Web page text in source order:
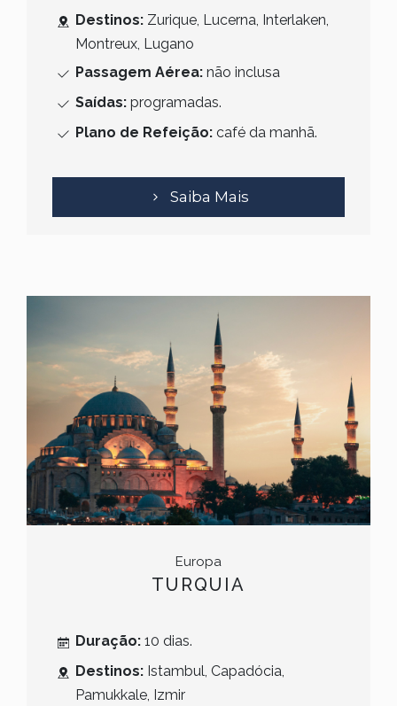
Destinos: Zurique, Lucerna, Interlaken,
Montreux, Lugano
Passagem Aérea:não inclusa
Saídas: programadas.
Plano de Refeição:café da manhã.
Saiba Mais
Europa
TURQUIA
Duração:10 dias.
Destinos: Istambul, Capadócia,
Pamukkale, Izmir